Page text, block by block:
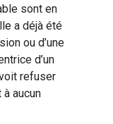
sont en
a déjà été
ou d’une
d’un
refuser
à aucun